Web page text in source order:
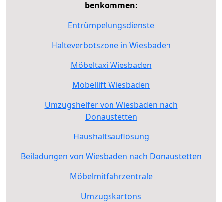
benkommen:
Entrümpelungsdienste
Halteverbotszone in Wiesbaden
Möbeltaxi Wiesbaden
Möbellift Wiesbaden
Umzugshelfer von Wiesbaden nach
Donaustetten
Haushaltsauflösung
Beiladungen von Wiesbaden nach Donaustetten
Möbelmitfahrzentrale
Umzugskartons